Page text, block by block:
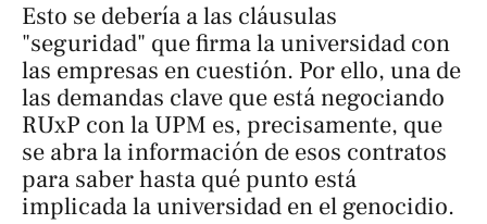
Esto se debería a las cláusulas
"seguridad" que firma la universidad con
las empresas en cuestión. Por ello, una de
las demandas clave que está negociando
RUxP con la UPM es, precisamente, que
se abra la información de esos contratos
para saber hasta qué punto está
implicada la universidad en el genocidio.